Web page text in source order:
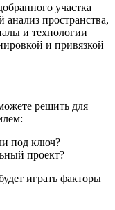
участка
пространства,
и технологии
и привязкой
решить для
под ключ?
проект?
играть факторы